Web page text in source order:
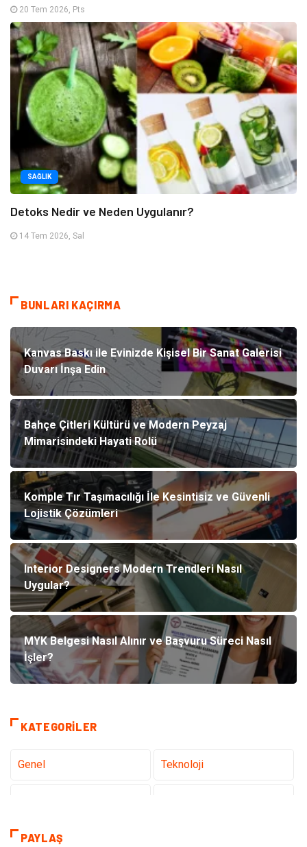
20 Tem 2026, Pts
SAĞLIK
Detoks Nedir ve Neden Uygulanır?
14 Tem 2026, Sal
BUNLARI KAÇIRMA
Kanvas Baskı ile Evinizde Kişisel Bir Sanat Galerisi
Duvarı İnşa Edin
Bahçe Çitleri Kültürü ve Modern Peyzaj
Mimarisindeki Hayati Rolü
Komple Tır Taşımacılığı İle Kesintisiz ve Güvenli
Lojistik Çözümleri
Interior Designers Modern Trendleri Nasıl
Uygular?
MYK Belgesi Nasıl Alınır ve Başvuru Süreci Nasıl
İşler?
KATEGORILER
Genel Teknoloji
Dekorasyon
PAYLAŞ